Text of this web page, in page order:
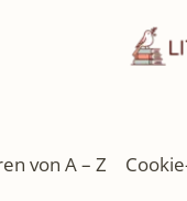
von A – Z